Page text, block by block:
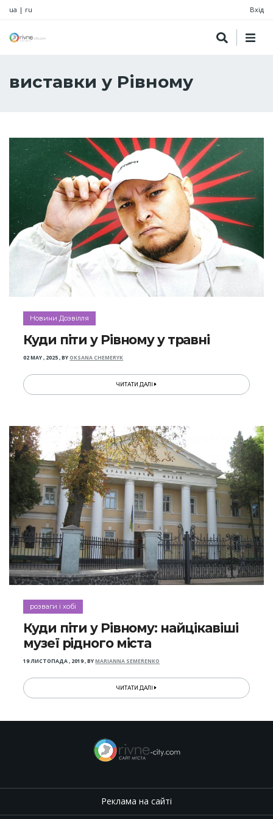
ua | ru Вхід
виставки у Рівному
Новини Дозвілля
Куди піти у Рівному у травні
02 MAY , 2025,BYOKSANA CHEMERYK
ЧИТАТИ ДАЛІ
розваги і хобі
Куди піти у Рівному: найцікавіші
музеї рідного міста
19 ЛИСТОПАДА , 2019,BYMARIANNA SEMERENKO
ЧИТАТИ ДАЛІ
Реклама на сайті